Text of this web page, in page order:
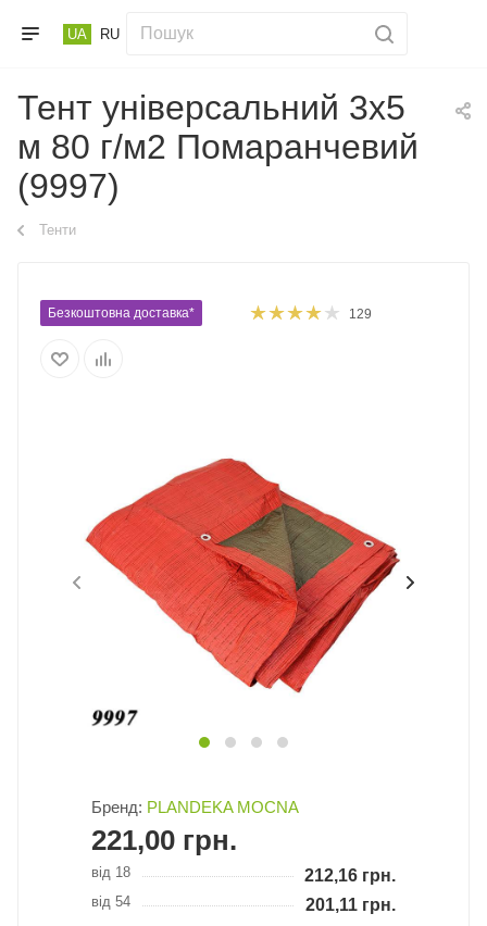
UA RU
Тент універсальний 3х5
м 80 г/м2 Помаранчевий
(9997)
Тенти
Безкоштовна доставка* 129
Бренд: PLANDEKA MOCNA
221,00 грн.
від 18 212,16 грн.
від 54 201,11 грн.